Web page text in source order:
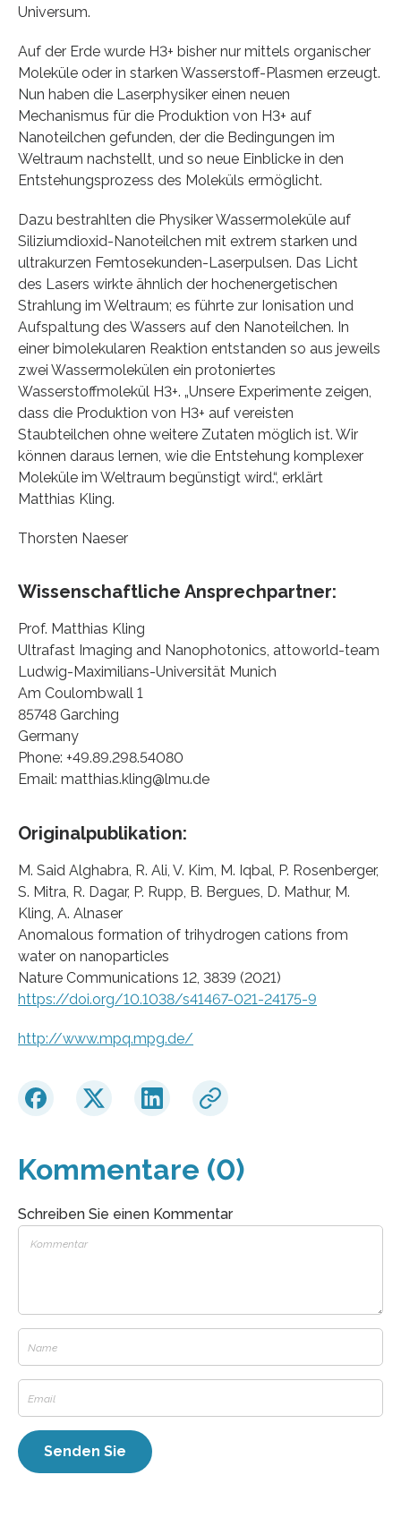
Universum.
Auf der Erde wurde H3+ bisher nur mittels organischer
Moleküle oder in starken Wasserstoff-Plasmen erzeugt.
Nun haben die Laserphysiker einen neuen
Mechanismus für die Produktion von H3+ auf
Nanoteilchen gefunden, der die Bedingungen im
Weltraum nachstellt, und so neue Einblicke in den
Entstehungsprozess des Moleküls ermöglicht.
Dazu bestrahlten die Physiker Wassermoleküle auf
Siliziumdioxid-Nanoteilchen mit extrem starken und
ultrakurzen Femtosekunden-Laserpulsen. Das Licht
des Lasers wirkte ähnlich der hochenergetischen
Strahlung im Weltraum; es führte zur Ionisation und
Aufspaltung des Wassers auf den Nanoteilchen. In
einer bimolekularen Reaktion entstanden so aus jeweils
zwei Wassermolekülen ein protoniertes
Wasserstoffmolekül H3+. „Unsere Experimente zeigen,
dass die Produktion von H3+ auf vereisten
Staubteilchen ohne weitere Zutaten möglich ist. Wir
können daraus lernen, wie die Entstehung komplexer
Moleküle im Weltraum begünstigt wird.“, erklärt
Matthias Kling.
Thorsten Naeser
Wissenschaftliche Ansprechpartner:
Prof. Matthias Kling
Ultrafast Imaging and Nanophotonics, attoworld-team
Ludwig-Maximilians-Universität Munich
Am Coulombwall 1
85748 Garching
Germany
Phone: +49.89.298.54080
Email: matthias.kling@lmu.de
Originalpublikation:
M. Said Alghabra, R. Ali, V. Kim, M. Iqbal, P. Rosenberger,
S. Mitra, R. Dagar, P. Rupp, B. Bergues, D. Mathur, M.
Kling, A. Alnaser
Anomalous formation of trihydrogen cations from
water on nanoparticles
Nature Communications 12, 3839 (2021)
https://doi.org/10.1038/s41467-021-24175-9
http://www.mpq.mpg.de/
Kommentare (0)
Schreiben Sie einen Kommentar